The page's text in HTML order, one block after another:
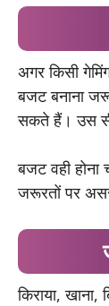
अगर किसी
बजट बनाना
सकते हैं। उस
बजट वही होना
जरूरतों पर
किराया,